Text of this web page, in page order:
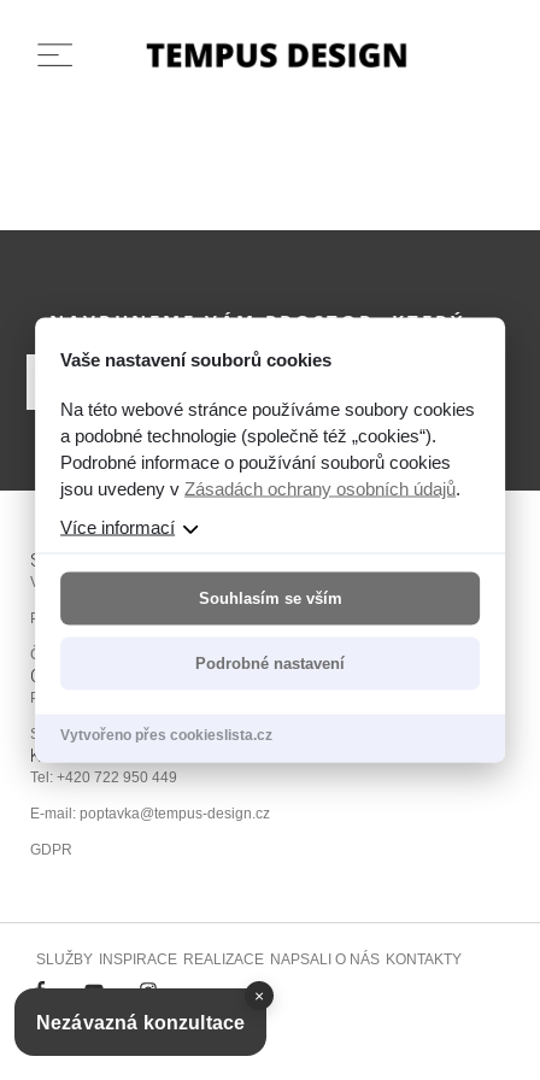
NAVRHNEME VÁM PROSTOR, KTERÝ
SHOWROOM CHODOV
V Parku 6, 148 00
Praha 11 - Chodov
Česká Republika
OTEVÍRACÍ DOBA
PO - PÁ: 09:00 - 19:00
SO: 09:00 - 17:00
KONTAKT
Tel: +420 722 950 449
E-mail: poptavka@tempus-design.cz
GDPR
SLUŽBY INSPIRACE REALIZACE NAPSALI O NÁS KONTAKTY
Nezávazná konzultace
×
Vaše nastavení souborů cookies
Na této webové stránce používáme soubory cookies
a podobné technologie (společně též „cookies“).
Podrobné informace o používání souborů cookies
jsou uvedeny vZásadách ochrany osobních údajů.
Více informací
Souhlasím se vším
Podrobné nastavení
Vytvořeno přes cookieslista.cz